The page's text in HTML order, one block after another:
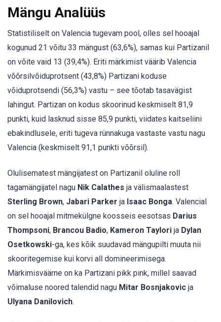
Mängu Analüüs
Statistiliselt on Valencia tugevam pool, olles sel hooajal
kogunud 21 võitu 33 mängust (63,6%), samas kui Partizanil
on võite vaid 13 (39,4%). Eriti märkimist väärib Valencia
võõrsilvõiduprotsent (43,8%) Partizani koduse
võiduprotsendi (56,3%) vastu – see tõotab tasavägist
lahingut. Partizan on kodus skoorinud keskmiselt 81,9
punkti, kuid lasknud sisse 85,9 punkti, viidates kaitseliini
ebakindlusele, eriti tugeva rünnakuga vastaste vastu nagu
Valencia (keskmiselt 91,1 punkti võõrsil).
Olulisematest mängijatest on Partizanil oluline roll
tagamängijatel nagu Nik Calathes ja välismaalastest
Sterling Brown, Jabari Parker ja Isaac Bonga. Valencial
on sel hooajal mitmekülgne koosseis eesotsas Darius
Thompsoni, Brancou Badio, Kameron Taylori ja Dylan
Osetkowski-ga, kes kõik suudavad mängupilti muuta nii
skooritegemise kui korvi all domineerimisega.
Märkimisväärne on ka Partizani pikk pink, millel saavad
võimaluse noored talendid nagu Mitar Bosnjakovic ja
Ulyana Danilovich.